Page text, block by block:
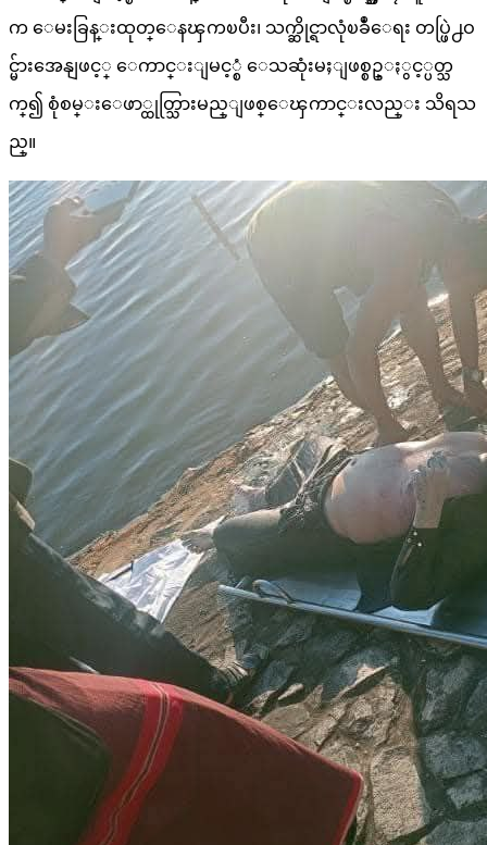
က ေမးခြန္းထုတ္ေနၾကၿပီး၊ သက္ဆိုင္ရာလုံၿခဳံေရး တပ္ဖြဲ႕ဝ
င္မ်ားအေနျဖင့္ ေကာင္းျမင့္စံ ေသဆုံးမႈျဖစ္စဥ္ႏွင့္ပတ္သ
က္၍ စုံစမ္းေဖာ္ထုတ္သြားမည္ျဖစ္ေၾကာင္းလည္း သိရသ
ည္။